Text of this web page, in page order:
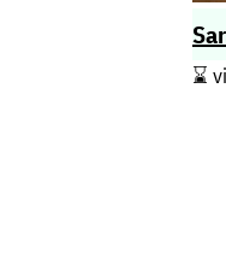
⌛️